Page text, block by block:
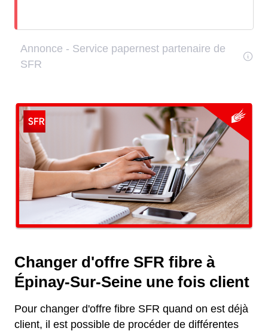
Changer d'offre SFR fibre à
Épinay-Sur-Seine une fois client
Pour changer d'offre fibre SFR quand on est déjà
client, il est possible de procéder de différentes